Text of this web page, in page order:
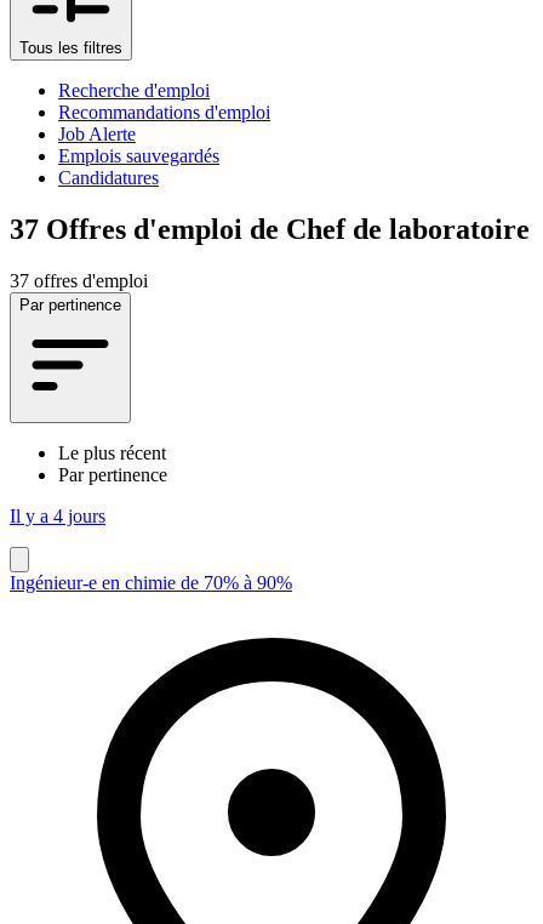
Tous les filtres
Recherche d'emploi
Recommandations d'emploi
Job Alerte
Emplois sauvegardés
Candidatures
37 Offres d'emploi de Chef de laboratoire
37 offres d'emploi
Par pertinence
Le plus récent
Par pertinence
Il y a 4 jours
Ingénieur-e en chimie de 70% à 90%